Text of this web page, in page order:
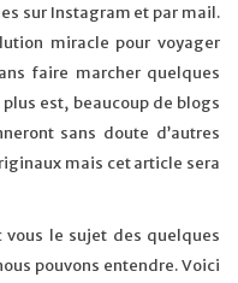
sur Instagram et par mail.
miracle pour voyager
faire marcher quelques
est, beaucoup de blogs
sans doute d’autres
mais cet article sera
vous le sujet des quelques
pouvons entendre. Voici